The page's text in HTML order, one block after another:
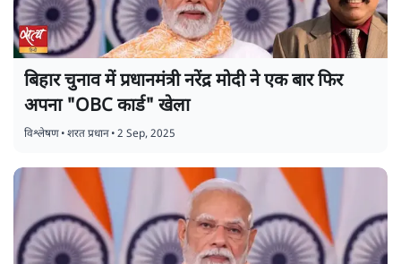
बिहार चुनाव में प्रधानमंत्री नरेंद्र मोदी ने एक बार फिर
अपना "OBC कार्ड" खेला
विश्लेषण•शरत प्रधान•2 Sep, 2025